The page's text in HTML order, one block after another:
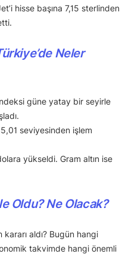
hisse başına 7,15 sterlinden
Neler
güne yatay bir seyirle
seviyesinden işlem
yükseldi. Gram altın ise
Oldu? Ne Olacak?
aldı? Bugün hangi
takvimde hangi önemli